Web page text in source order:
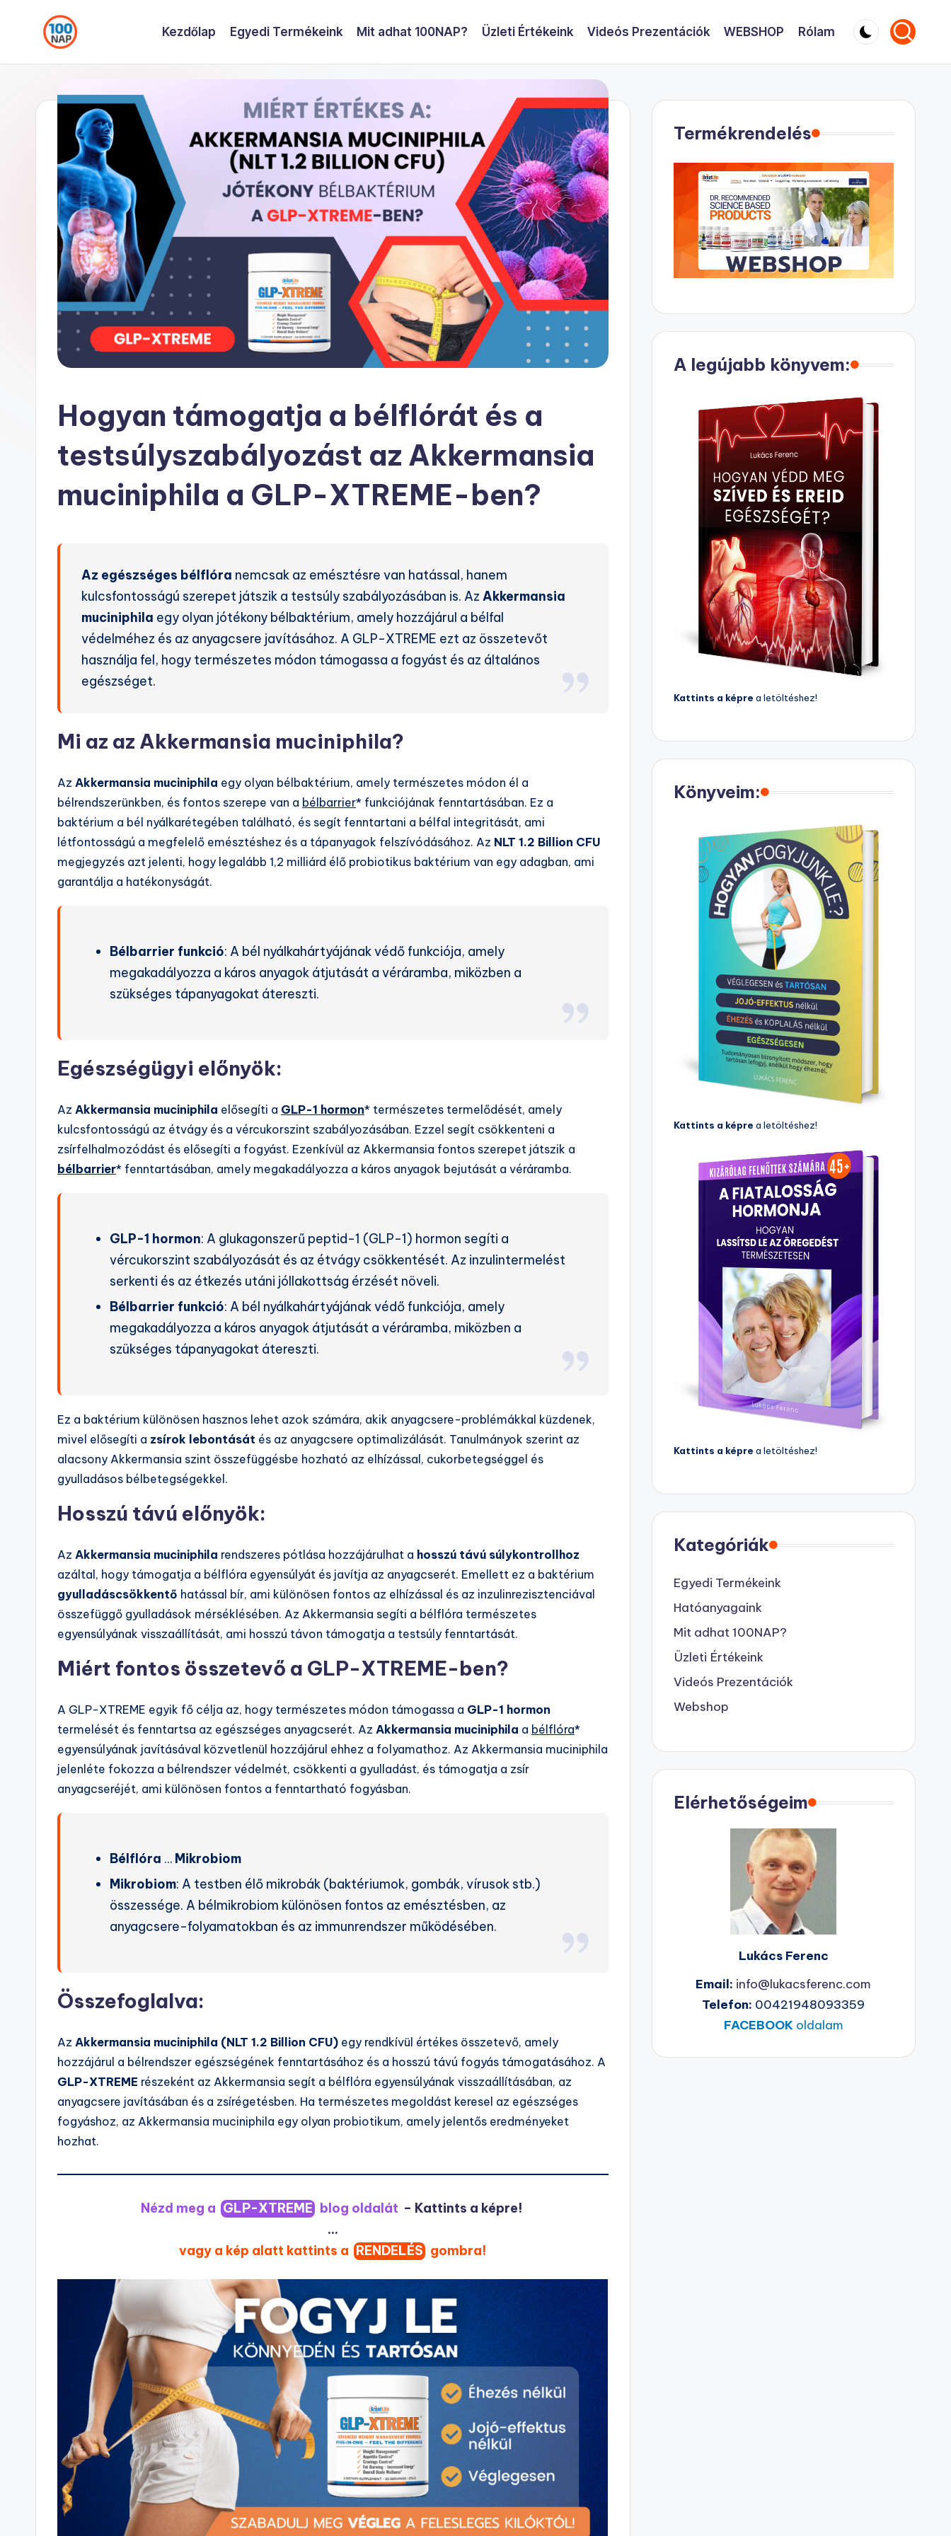
Kezdőlap Egyedi Termékeink Mit adhat 100NAP? Üzleti Értékeink Videós Prezentációk WEBSHOP Rólam
Hogyan támogatja a bélflórát és a
testsúlyszabályozást az Akkermansia
muciniphila a GLP-XTREME-ben?
Az egészséges bélflóra nemcsak az emésztésre van hatással, hanem
kulcsfontosságú szerepet játszik a testsúly szabályozásában is. Az Akkermansia
muciniphila egy olyan jótékony bélbaktérium, amely hozzájárul a bélfal
védelméhez és az anyagcsere javításához. A GLP-XTREME ezt az összetevőt
használja fel, hogy természetes módon támogassa a fogyást és az általános
egészséget.
Mi az az Akkermansia muciniphila?
Az Akkermansia muciniphila egy olyan bélbaktérium, amely természetes módon él a
bélrendszerünkben, és fontos szerepe van a bélbarrier* funkciójának fenntartásában. Ez a
baktérium a bél nyálkarétegében található, és segít fenntartani a bélfal integritását, ami
létfontosságú a megfelelő emésztéshez és a tápanyagok felszívódásához. Az NLT 1.2 Billion CFU
megjegyzés azt jelenti, hogy legalább 1,2 milliárd élő probiotikus baktérium van egy adagban, ami
garantálja a hatékonyságát.
Bélbarrier funkció: A bél nyálkahártyájának védő funkciója, amely
megakadályozza a káros anyagok átjutását a véráramba, miközben a
szükséges tápanyagokat átereszti.
Egészségügyi előnyök:
Az Akkermansia muciniphila elősegíti a GLP-1 hormon* természetes termelődését, amely
kulcsfontosságú az étvágy és a vércukorszint szabályozásában. Ezzel segít csökkenteni a
zsírfelhalmozódást és elősegíti a fogyást. Ezenkívül az Akkermansia fontos szerepet játszik a
bélbarrier* fenntartásában, amely megakadályozza a káros anyagok bejutását a véráramba.
GLP-1 hormon: A glukagonszerű peptid-1 (GLP-1) hormon segíti a
vércukorszint szabályozását és az étvágy csökkentését. Az inzulintermelést
serkenti és az étkezés utáni jóllakottság érzését növeli.
Bélbarrier funkció: A bél nyálkahártyájának védő funkciója, amely
megakadályozza a káros anyagok átjutását a véráramba, miközben a
szükséges tápanyagokat átereszti.
Ez a baktérium különösen hasznos lehet azok számára, akik anyagcsere-problémákkal küzdenek,
mivel elősegíti a zsírok lebontását és az anyagcsere optimalizálását. Tanulmányok szerint az
alacsony Akkermansia szint összefüggésbe hozható az elhízással, cukorbetegséggel és
gyulladásos bélbetegségekkel​.
Hosszú távú előnyök:
Az Akkermansia muciniphila rendszeres pótlása hozzájárulhat a hosszú távú súlykontrollhoz
azáltal, hogy támogatja a bélflóra egyensúlyát és javítja az anyagcserét. Emellett ez a baktérium
gyulladáscsökkentő hatással bír, ami különösen fontos az elhízással és az inzulinrezisztenciával
összefüggő gyulladások mérséklésében. Az Akkermansia segíti a bélflóra természetes
egyensúlyának visszaállítását, ami hosszú távon támogatja a testsúly fenntartását.
Miért fontos összetevő a GLP-XTREME-ben?
A GLP-XTREME egyik fő célja az, hogy természetes módon támogassa a GLP-1 hormon
termelését és fenntartsa az egészséges anyagcserét. Az Akkermansia muciniphila a bélflóra*
egyensúlyának javításával közvetlenül hozzájárul ehhez a folyamathoz. Az Akkermansia muciniphila
jelenléte fokozza a bélrendszer védelmét, csökkenti a gyulladást, és támogatja a zsír
anyagcseréjét, ami különösen fontos a fenntartható fogyásban.
Bélflóra … Mikrobiom
Mikrobiom: A testben élő mikrobák (baktériumok, gombák, vírusok stb.)
összessége. A bélmikrobiom különösen fontos az emésztésben, az
anyagcsere-folyamatokban és az immunrendszer működésében.
Összefoglalva:
Az Akkermansia muciniphila (NLT 1.2 Billion CFU) egy rendkívül értékes összetevő, amely
hozzájárul a bélrendszer egészségének fenntartásához és a hosszú távú fogyás támogatásához. A
GLP-XTREME részeként az Akkermansia segít a bélflóra egyensúlyának visszaállításában, az
anyagcsere javításában és a zsírégetésben. Ha természetes megoldást keresel az egészséges
fogyáshoz, az Akkermansia muciniphila egy olyan probiotikum, amely jelentős eredményeket
hozhat.
Nézd meg a GLP-XTREME blog oldalát – Kattints a képre!
…
vagy a kép alatt kattints a RENDELÉS gombra!
Termékrendelés
A legújabb könyvem:
Kattints a képre a letöltéshez!
Könyveim:
Kattints a képre a letöltéshez!
Kattints a képre a letöltéshez!
Kategóriák
Egyedi Termékeink
Hatóanyagaink
Mit adhat 100NAP?
Üzleti Értékeink
Videós Prezentációk
Webshop
Elérhetőségeim
Lukács Ferenc
Email: info@lukacsferenc.com
Telefon: 00421948093359
FACEBOOKoldalam